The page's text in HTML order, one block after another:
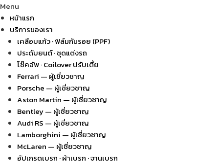
Menu
หน้าแรก
บริการของเรา
เคลือบแก้ว · ฟิล์มกันรอย (PPF)
ประดับยนต์ · ชุดแต่งรถ
โช๊คอัพ · Coilover ปรับเตี้ย
Ferrari — ผู้เชี่ยวชาญ
Porsche — ผู้เชี่ยวชาญ
Aston Martin — ผู้เชี่ยวชาญ
Bentley — ผู้เชี่ยวชาญ
Audi RS — ผู้เชี่ยวชาญ
Lamborghini — ผู้เชี่ยวชาญ
McLaren — ผู้เชี่ยวชาญ
อัปเกรดเบรก · ผ้าเบรก · จานเบรก